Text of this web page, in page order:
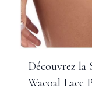
Découvrez la
Wacoal Lace